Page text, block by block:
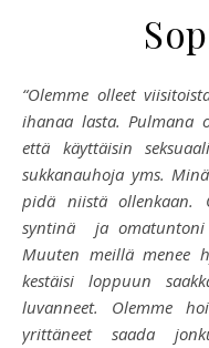
“Olemme olleet viisitoista vuotta naimisissa ja saaneet pari
ihanaa lasta. Pulmana
että käyttäisin
sukkanauhoja yms.
pidä niistä ollenkaan.
syntinä ja omatuntoni
Muuten meillä menee
kestäisi loppuun
luvanneet. Olemme
yrittäneet saada